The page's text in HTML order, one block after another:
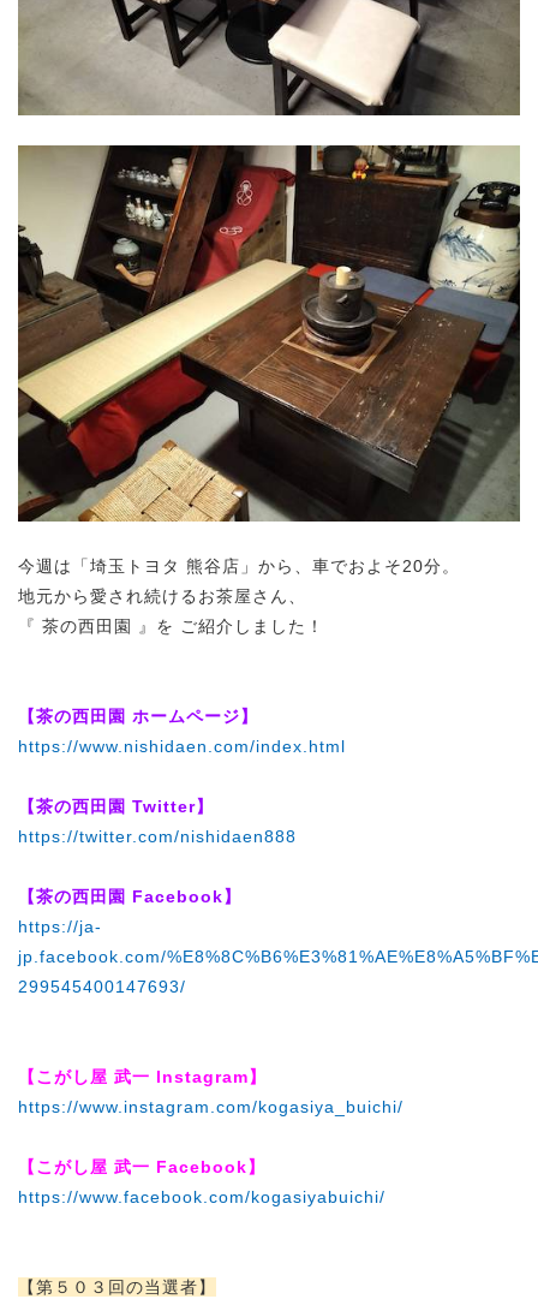
今週は「埼玉トヨタ 熊谷店」から、車でおよそ20分。
地元から愛され続けるお茶屋さん、
『 茶の西田園 』を ご紹介しました！
【茶の西田園 ホームページ】
https://www.nishidaen.com/index.html
【茶の西田園 Twitter】
https://twitter.com/nishidaen888
【茶の西田園 Facebook】
https://ja-
jp.facebook.com/
299545400147693/
【こがし屋 武一 Instagram】
https://www.instagram.com/kogasiya_buichi/
【こがし屋 武一 Facebook】
https://www.facebook.com/kogasiyabuichi/
【第５０３回の当選者】